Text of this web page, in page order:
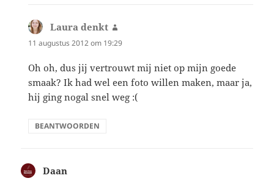
Laura denkt
11 augustus 2012 om 19:29
Oh oh, dus jij vertrouwt mij niet op mijn goede
smaak? Ik had wel een foto willen maken, maar ja,
hij ging nogal snel weg :(
BEANTWOORDEN
Daan